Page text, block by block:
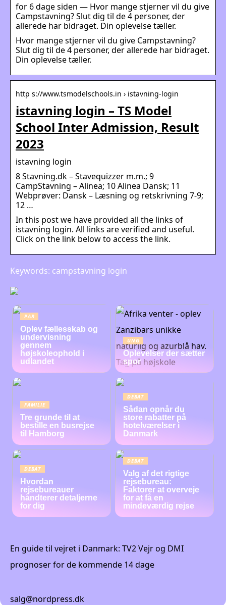
for 6 dage siden — Hvor mange stjerner vil du give
Campstavning? Slut dig til de 4 personer, der
allerede har bidraget. Din oplevelse tæller.
Hvor mange stjerner vil du give Campstavning?
Slut dig til de 4 personer, der allerede har bidraget.
Din oplevelse tæller.
http s://www.tsmodelschools.in › istavning-login
istavning login – TS Model
School Inter Admission, Result
2023
istavning login
8 Stavning.dk – Stavequizzer m.m.; 9
CampStavning – Alinea; 10 Alinea Dansk; 11
Webprøver: Dansk – Læsning og retskrivning 7-9;
12 …
In this post we have provided all the links of
istavning login. All links are verified and useful.
Click on the link below to access the link.
Keywords: campstavning login
PAR
Oplev fællesskab og
undervisning
gennem
højskoleophold i
udlandet
UNG
Oplevelser der sætter
spor
FAMILIE
Tre grunde til at
bestille en busrejse
til Hamborg
DEBAT
Sådan opnår du
store rabatter på
hotelværelser i
Danmark
DEBAT
Hvordan
rejsebureauer
håndterer detaljerne
for dig
DEBAT
Valg af det rigtige
rejsebureau:
Faktorer at overveje
for at få en
mindeværdig rejse
En guide til vejret i Danmark: TV2 Vejr og DMI
prognoser for de kommende 14 dage
salg@nordpress.dk